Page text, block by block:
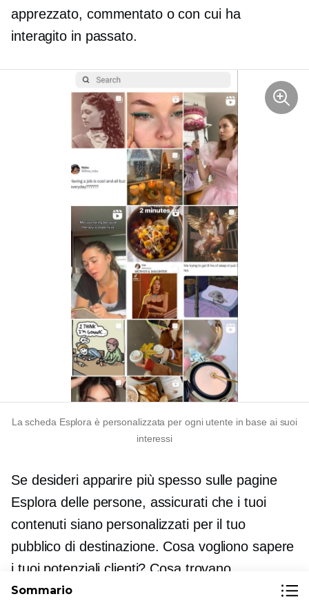
apprezzato, commentato o con cui ha
interagito in passato.
La scheda Esplora è personalizzata per ogni utente in base ai suoi
interessi
Se desideri apparire più spesso sulle pagine
Esplora delle persone, assicurati che i tuoi
contenuti siano personalizzati per il tuo
pubblico di destinazione. Cosa vogliono sapere
i tuoi potenziali clienti? Cosa trovano
divertente? Quali sono i problemi che vogliono
Sommario